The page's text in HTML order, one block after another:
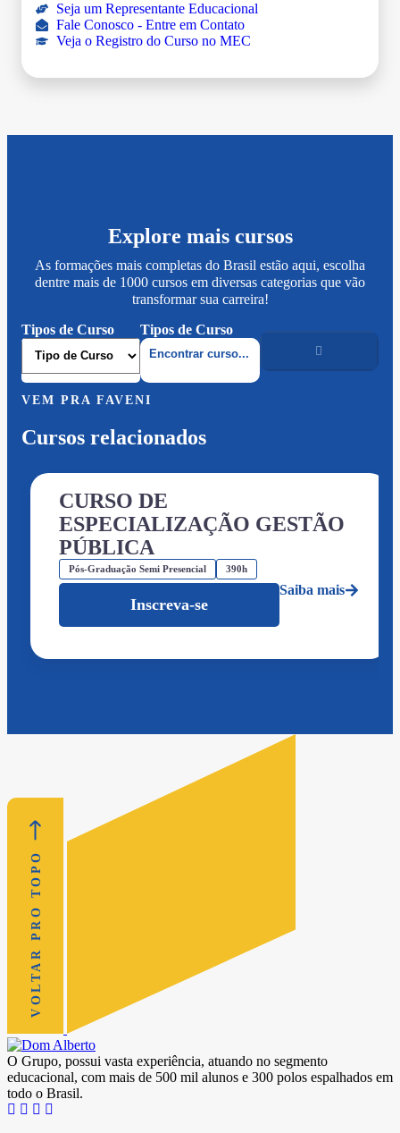
Seja um Representante Educacional
Fale Conosco - Entre em Contato
Veja o Registro do Curso no MEC
Explore mais cursos
As formações mais completas do Brasil estão aqui, escolha
dentre mais de 1000 cursos em diversas categorias que vão
transformar sua carreira!
Tipos de Curso
Tipos de Curso
VEM PRA FAVENI
Cursos relacionados
CURSO DE
ESPECIALIZAÇÃO GESTÃO
PÚBLICA
Pós-Graduação Semi Presencial 390h
Inscreva-se
Saiba mais
VOLTAR PRO TOPO
O Grupo, possui vasta experiência, atuando no segmento
educacional, com mais de 500 mil alunos e 300 polos espalhados em
todo o Brasil.